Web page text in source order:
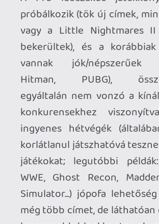
lehet, hogy licenszelhetővé teszik 3rd
party-k számára. De hogy a szolgáltatás
sokáig fennmarad-e, az kérdéses.
Szerencsére nagy befektetéssel
valószínűleg senkinek nem járt a
platform, szóval túl sokat nem
veszíthetünk. Én bízom benne, hogy ez
lesz a jövő, és a Google kitart a Stadia
mellett. Valószínűleg az lesz a játék
steaming nyertese, aki türelmes, és/vagy
a legtöbb pénzt önti bele. A hamarosan
érkező Amazon Luna például erős rivális
lesz (már most teljesen jó a játékkínálata),
de hogy ez két gigász harca lesz a
koronáért, vagy két döglődő hulla
viaskodása az utolsó előtti helyért
(mármint a játékpiac tradicionális
szereplői mellett), azt majd meglátjuk.